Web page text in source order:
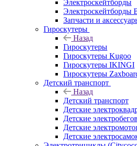
Электроскейтборды
Электроскейтборды
Запчасти и
Гироскутеры
Назад
Гироскутеры
Гироскутеры Kugoo
Гироскутеры IKINGI
Гироскутеры
Детский транспорт
Назад
Детский транспорт
Детские
Детские
Детские
Детские